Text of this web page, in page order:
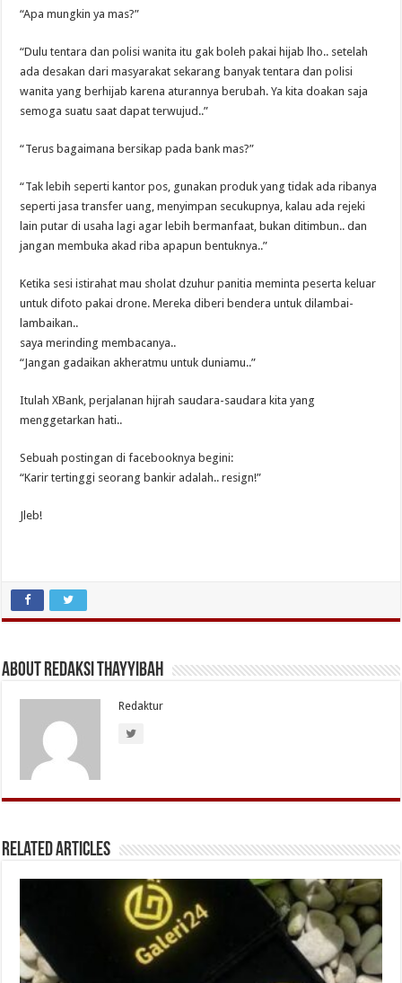
“Apa mungkin ya mas?”
“Dulu tentara dan polisi wanita itu gak boleh pakai hijab lho.. setelah
ada desakan dari masyarakat sekarang banyak tentara dan polisi
wanita yang berhijab karena aturannya berubah. Ya kita doakan saja
semoga suatu saat dapat terwujud..”
“Terus bagaimana bersikap pada bank mas?”
“Tak lebih seperti kantor pos, gunakan produk yang tidak ada ribanya
seperti jasa transfer uang, menyimpan secukupnya, kalau ada rejeki
lain putar di usaha lagi agar lebih bermanfaat, bukan ditimbun.. dan
jangan membuka akad riba apapun bentuknya..”
Ketika sesi istirahat mau sholat dzuhur panitia meminta peserta keluar
untuk difoto pakai drone. Mereka diberi bendera untuk dilambai-
lambaikan..
saya merinding membacanya..
“Jangan gadaikan akheratmu untuk duniamu..”
Itulah XBank, perjalanan hijrah saudara-saudara kita yang
menggetarkan hati..
Sebuah postingan di facebooknya begini:
“Karir tertinggi seorang bankir adalah.. resign!”
Jleb!
About Redaksi Thayyibah
Redaktur
Related Articles